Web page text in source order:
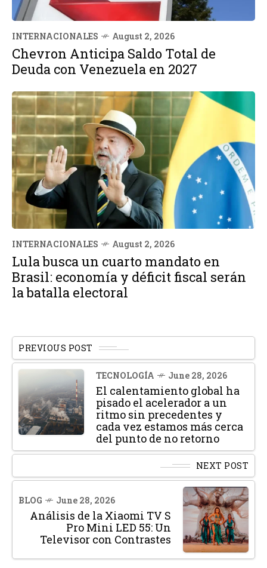
INTERNACIONALES August 2, 2026
Chevron Anticipa Saldo Total de
Deuda con Venezuela en 2027
INTERNACIONALES August 2, 2026
Lula busca un cuarto mandato en
Brasil: economía y déficit fiscal serán
la batalla electoral
PREVIOUS POST
TECNOLOGÍA June 28, 2026
El calentamiento global ha
pisado el acelerador a un
ritmo sin precedentes y
cada vez estamos más cerca
del punto de no retorno
NEXT POST
BLOG June 28, 2026
Análisis de la Xiaomi TV S
Pro Mini LED 55: Un
Televisor con Contrastes